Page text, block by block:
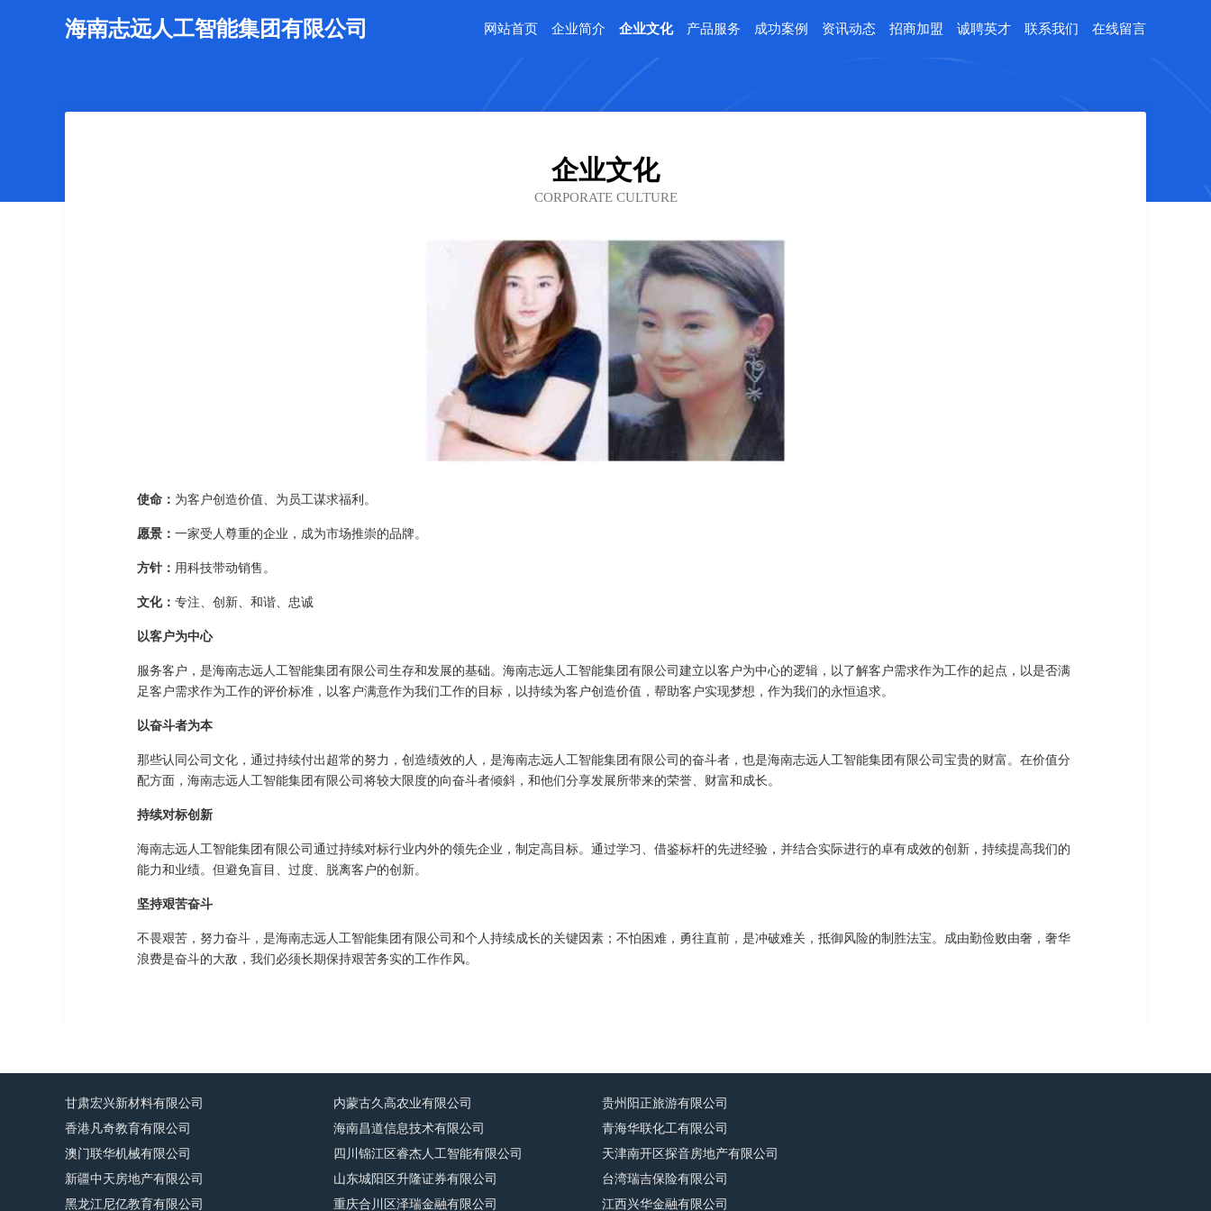
海南志远人工智能集团有限公司 网站首页 企业简介 企业文化 产品服务 成功案例 资讯动态 招商加盟 诚聘英才 联系我们 在线留言
企业文化
CORPORATE CULTURE
使命： 为客户创造价值、为员工谋求福利。
愿景： 一家受人尊重的企业，成为市场推崇的品牌。
方针： 用科技带动销售。
文化： 专注、创新、和谐、忠诚
以客户为中心
服务客户，是海南志远人工智能集团有限公司生存和发展的基础。海南志远人工智能集团有限公司建立以客户为中心的逻辑，以了解客户需求作为工作的起点，以是否满
足客户需求作为工作的评价标准，以客户满意作为我们工作的目标，以持续为客户创造价值，帮助客户实现梦想，作为我们的永恒追求。
以奋斗者为本
那些认同公司文化，通过持续付出超常的努力，创造绩效的人，是海南志远人工智能集团有限公司的奋斗者，也是海南志远人工智能集团有限公司宝贵的财富。在价值分
配方面，海南志远人工智能集团有限公司将较大限度的向奋斗者倾斜，和他们分享发展所带来的荣誉、财富和成长。
持续对标创新
海南志远人工智能集团有限公司通过持续对标行业内外的领先企业，制定高目标。通过学习、借鉴标杆的先进经验，并结合实际进行的卓有成效的创新，持续提高我们的
能力和业绩。但避免盲目、过度、脱离客户的创新。
坚持艰苦奋斗
不畏艰苦，努力奋斗，是海南志远人工智能集团有限公司和个人持续成长的关键因素；不怕困难，勇往直前，是冲破难关，抵御风险的制胜法宝。成由勤俭败由奢，奢华
浪费是奋斗的大敌，我们必须长期保持艰苦务实的工作作风。
甘肃宏兴新材料有限公司 内蒙古久高农业有限公司
贵州阳正旅游有限公司
香港凡奇教育有限公司
海南昌道信息技术有限公司
青海华联化工有限公司
澳门联华机械有限公司
四川锦江区睿杰人工智能有限公司
天津南开区探音房地产有限公司
新疆中天房地产有限公司
山东城阳区升隆证券有限公司
台湾瑞吉保险有限公司
黑龙江尼亿教育有限公司
重庆合川区泽瑞金融有限公司 江西兴华金融有限公司